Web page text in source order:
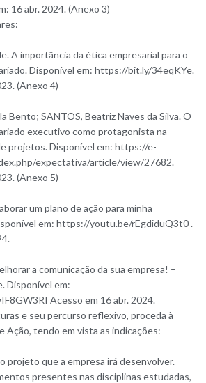
16 abr. 2024. (Anexo 3)
A importância da ética empresarial para o
Disponível em: https://bit.ly/34eqKYe.
(Anexo 4)
Bento; SANTOS, Beatriz Naves da Silva. O
executivo como protagonista na
projetos. Disponível em: https://e-
expectativa/article/view/27682.
(Anexo 5)
um plano de ação para minha
em: https://youtu.be/rEgdiduQ3t0 .
a comunicação da sua empresa! –
Disponível em:
Acesso em 16 abr. 2024.
e seu percurso reflexivo, proceda à
Ação, tendo em vista as indicações:
projeto que a empresa irá desenvolver.
presentes nas disciplinas estudadas,